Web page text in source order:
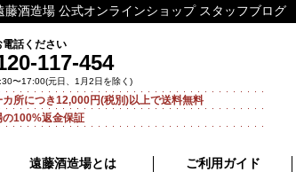
藤酒造場 公式オンラインショップ スタッフブログ
電話ください
117-454
〜17:00(元日、1月2日を除く)
カ所につき12,000円(税別)以上で送料無料
の100%返金保証
遠藤酒造場とは ご利用ガイド